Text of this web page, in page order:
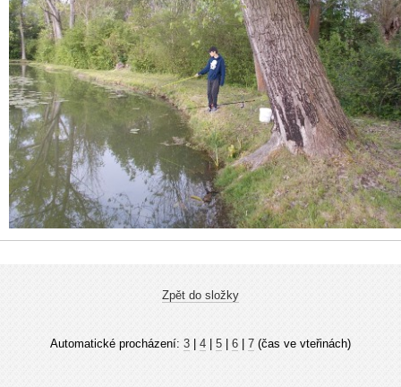
Zpět do složky
Automatické procházení: 3 4 5 6 7 (čas ve vteřinách)